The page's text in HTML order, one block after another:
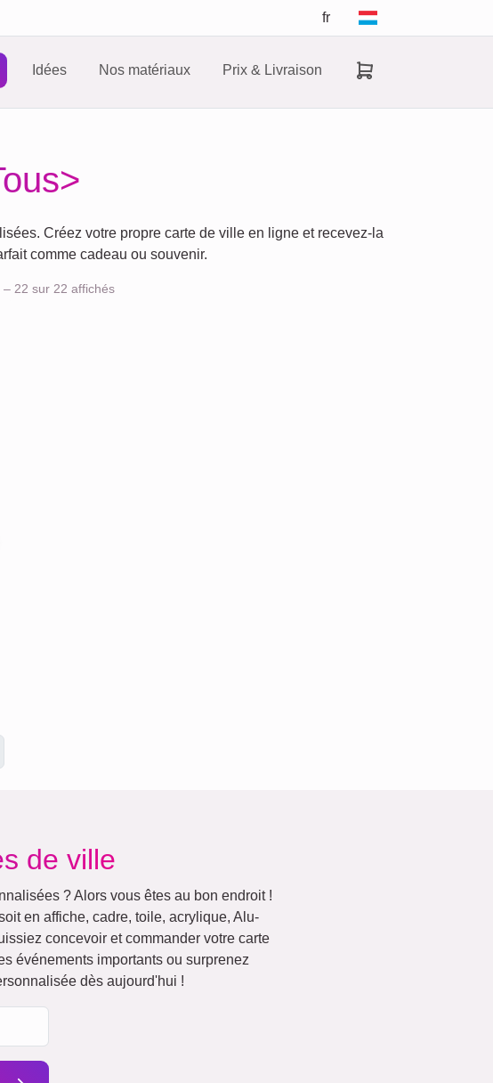
fr
Idées Nos matériaux Prix & Livraison
Créez votre propre carte de ville en ligne et recevez-la
comme cadeau ou souvenir.
– 22 sur 22 affichés
de ville
? Alors vous êtes au bon endroit !
en affiche, cadre, toile, acrylique, Alu-
concevoir et commander votre carte
événements importants ou surprenez
dès aujourd'hui !